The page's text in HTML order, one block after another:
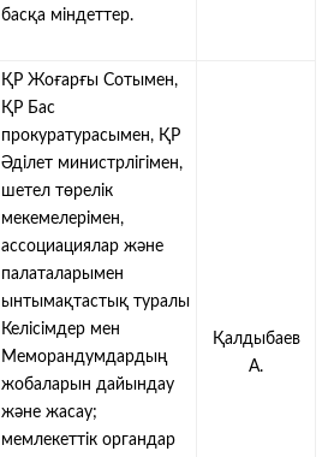
басқа міндеттер.
ҚР Жоғарғы Сотымен,
ҚР Бас
прокуратурасымен, ҚР
Әділет министрлігімен,
шетел төрелік
мекемелерімен,
ассоциациялар және
палаталарымен
ынтымақтастық туралы
Келісімдер мен
Меморандумдардың
жобаларын дайындау
және жасау;
мемлекеттік органдар
Қалдыбаев
А.